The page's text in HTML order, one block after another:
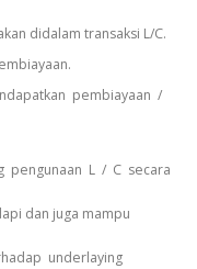
didalam transaksi L/C.
pembiayaan /
pengunaan L / C secara
dan juga mampu
underlaying